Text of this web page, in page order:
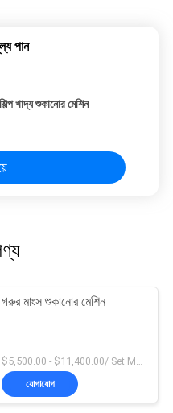
পান
খাদ্য শুকানোর মেশিন
গরুর মাংস শুকানোর মেশিন
$5,500.00 - $11,400.00/ Set MOQ:1SET
যোগাযোগ